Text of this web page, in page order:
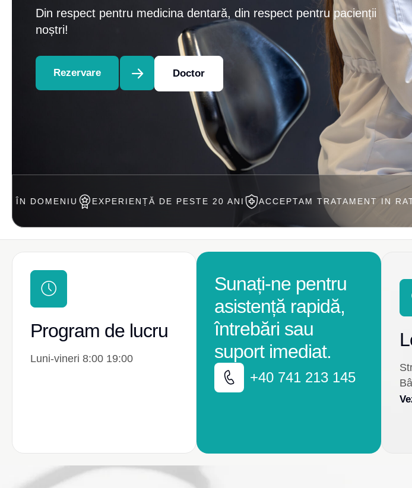
Din respect pentru medicina dentară, din respect pentru pacienții
noștri!
Rezervare Doctor
EXPERIENȚĂ DE PESTE 20 ANI ACCEPTAM TRATAMENT IN RATE PREȚURI
Program de lucru
Luni-vineri 8:00 19:00
Sunați-ne pentru
asistență rapidă,
întrebări sau
suport imediat.
+40 741 213 145